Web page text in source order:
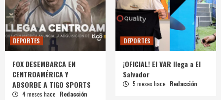
DEPORTES
FOX DESEMBARCA EN
CENTROAMÉRICA Y
ABSORBE A TIGO SPORTS
4 meses hace Redacción
DEPORTES
¡OFICIAL! El VAR llega a El
Salvador
5 meses hace Redacción